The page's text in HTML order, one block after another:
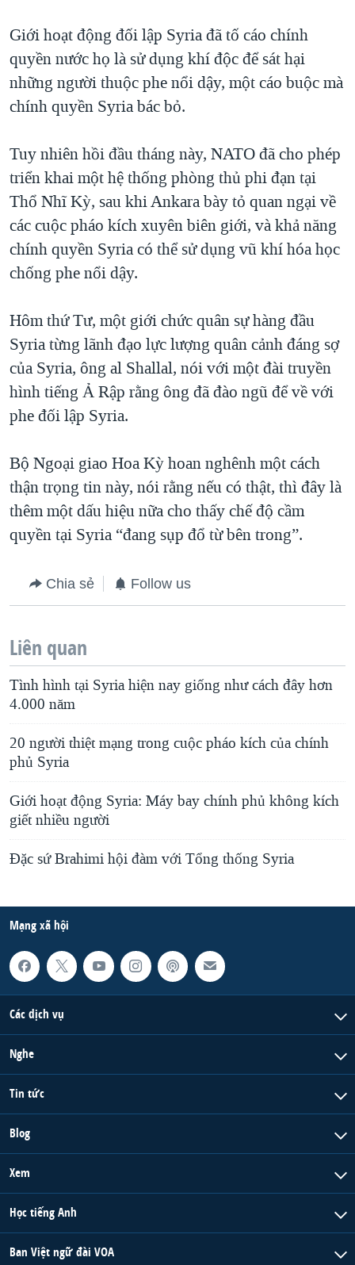
Giới hoạt động đối lập Syria đã tố cáo chính
quyền nước họ là sử dụng khí độc để sát hại
những người thuộc phe nổi dậy, một cáo buộc mà
chính quyền Syria bác bỏ.
Tuy nhiên hồi đầu tháng này, NATO đã cho phép
triển khai một hệ thống phòng thủ phi đạn tại
Thổ Nhĩ Kỳ, sau khi Ankara bày tỏ quan ngại về
các cuộc pháo kích xuyên biên giới, và khả năng
chính quyền Syria có thể sử dụng vũ khí hóa học
chống phe nổi dậy.
Hôm thứ Tư, một giới chức quân sự hàng đầu
Syria từng lãnh đạo lực lượng quân cảnh đáng sợ
của Syria, ông al Shallal, nói với một đài truyền
hình tiếng Ả Rập rằng ông đã đào ngũ để về với
phe đối lập Syria.
Bộ Ngoại giao Hoa Kỳ hoan nghênh một cách
thận trọng tin này, nói rằng nếu có thật, thì đây là
thêm một dấu hiệu nữa cho thấy chế độ cầm
quyền tại Syria “đang sụp đổ từ bên trong”.
Chia sẻ Follow us
Liên quan
Tình hình tại Syria hiện nay giống như cách đây hơn
4.000 năm
20 người thiệt mạng trong cuộc pháo kích của chính
phủ Syria
Giới hoạt động Syria: Máy bay chính phủ không kích
giết nhiều người
Đặc sứ Brahimi hội đàm với Tổng thống Syria
Mạng xã hội
Các dịch vụ
Nghe
Tin tức
Blog
Xem
Học tiếng Anh
Ban Việt ngữ đài VOA